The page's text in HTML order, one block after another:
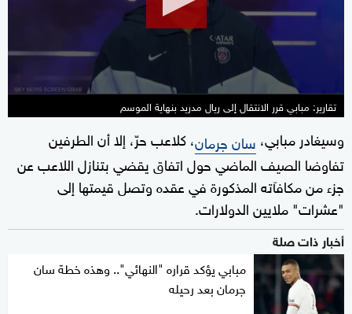
تقارير: مبابي قرر الانتقال إلى ريال مدريد بنهاية الموسم
وسيغادر مبابي، سان جرمان، كلاعب حرّ، إلا أن الطرفين
تفاوضا الصيف الماضي حول اتفاق يقضي بتنازل اللاعب عن
جزء من مكافآته المذكورة في عقده وتصل قيمتها إلى
"عشرات" ملايين الدولارات.
أخبار ذات صلة
مبابي يؤكد قراره "النهائي".. وهذه خطة سان
جرمان بعد رحيله